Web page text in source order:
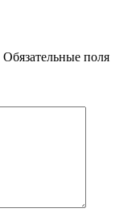
Обязательные поля